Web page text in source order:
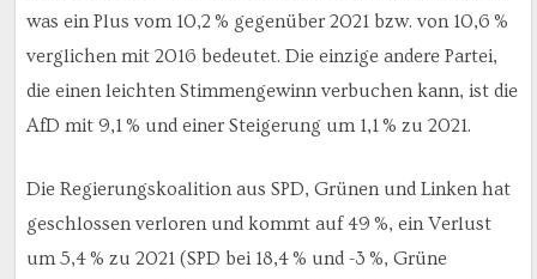
was ein Plus vom 10,2 % gegenüber 2021 bzw. von 10,6 %
verglichen mit 2016 bedeutet. Die einzige andere Partei,
die einen leichten Stimmengewinn verbuchen kann, ist die
AfD mit 9,1 % und einer Steigerung um 1,1 % zu 2021.
Die Regierungskoalition aus SPD, Grünen und Linken hat
geschlossen verloren und kommt auf 49 %, ein Verlust
um 5,4 % zu 2021 (SPD bei 18,4 % und -3 %, Grüne